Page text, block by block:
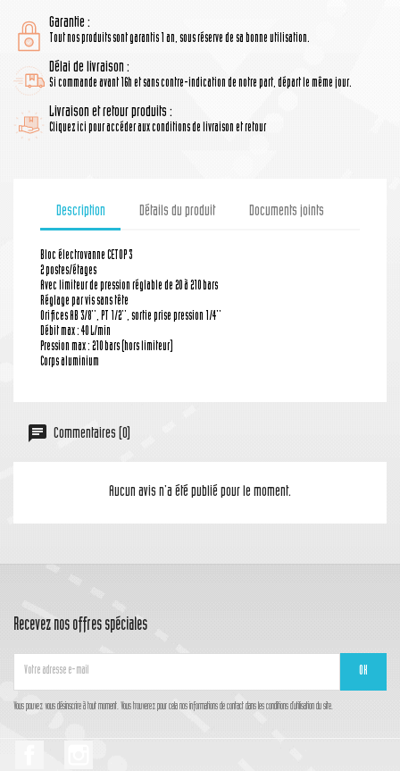
Garantie :
Tout nos produits sont garantis 1 an, sous réserve de sa bonne utilisation.
Délai de livraison :
Si commande avant 16h et sans contre-indication de notre part, départ le même jour.
Livraison et retour produits :
Cliquez ici pour accéder aux conditions de livraison et retour
Description Détails du produit Documents joints
Bloc électrovanne CETOP 3
2 postes/étages
Avec limiteur de pression réglable de 20 à 210 bars
Réglage par vis sans tête
Orifices AB 3/8'', PT 1/2'', sortie prise pression 1/4''
Débit max : 40 L/min
Pression max : 210 bars (hors limiteur)
Corps aluminium
Commentaires (0)
Aucun avis n'a été publié pour le moment.
Recevez nos offres spéciales
Vous pouvez vous désinscrire à tout moment. Vous trouverez pour cela nos informations de contact dans les conditions d'utilisation du site.